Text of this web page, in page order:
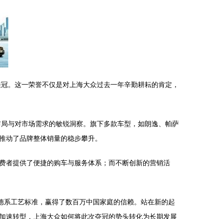
。这一荣誉不仅是对上海大众过去一年辛勤耕耘的肯定，
与对市场需求的敏锐洞察。旗下多款车型，如朗逸、帕萨
了品牌整体销量的稳步攀升。
者提供了便捷的购车与服务体系；而不断创新的营销活
工艺标准，赢得了数百万中国家庭的信赖。站在新的起
速转型，上海大众如何将此次夺冠的势头转化为长期发展